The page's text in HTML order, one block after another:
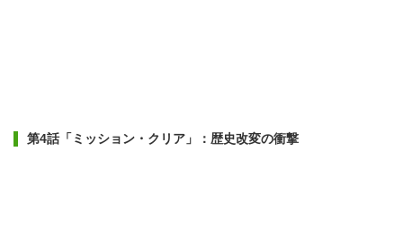
第4話「ミッション・クリア」：歴史改変の衝撃